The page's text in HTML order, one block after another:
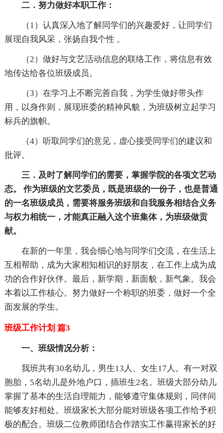
二．努力做好本职工作：
（1）认真深入地了解同学们的兴趣爱好，让同学们
展现自我风采，张扬自我个性 。
（2）做好与文艺活动信息的联络工作，将信息有效
地传达给各位班级成员。
（3）在学习上不断完善自我，为学生做好带头作
用，以身作则，展现班委的精神风貌，为班级树立起学习
标兵的旗帜。
（4）听取同学们的意见，虚心接受同学们的建议和
批评。
三．及时了解同学们的需要，掌握学院的各项文艺动
态。 作为班级的文艺委员，既是班级的一份子，也是普通
的一名班级成员，需要将服务班级和自我服务相结合义务
与权力相统一，才能真正融入这个班集体，为班级做贡
献。
在新的一年里，我会细心地与同学们交流，在生活上
互相帮助，成为大家相知相识的好朋友，在工作上成为成
功的合作好伙伴。最后，新学期，新面貌，新气象。我会
本着以工作核心。努力做好一个称职的班委，做好一个全
面发展的学生。
班级工作计划 篇3
一、班级情况分析：
我班共有30名幼儿，男生13人、女生17人。有一对双
胞胎，5名幼儿是外地户口，插班生2名。班级大部分幼儿
掌握了基本的生活自理能力，能够遵守集体规则，同伴间
能够友好相处。班级家长大部分能对班级各项工作给予积
极的配合。班级二位教师团结合作踏实工作赢得家长的好